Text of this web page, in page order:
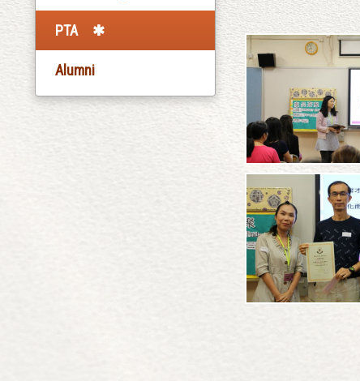
PTA
Alumni